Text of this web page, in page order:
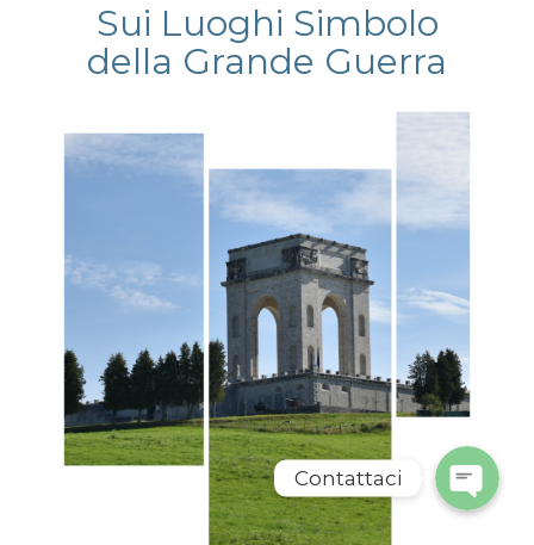
Sui Luoghi Simbolo
della Grande Guerra
Phone WhatsApp
Contattaci